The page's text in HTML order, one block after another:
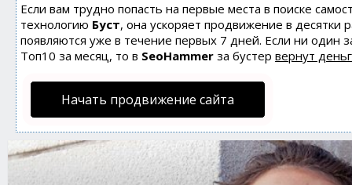
Если вам трудно попасть на первые места в поиске
технологию Буст, она ускоряет продвижение в десятки
появляются уже в течение первых 7 дней. Если ни один
Топ10 за месяц, то в SeoHammer за бустер вернут
Начать продвижение сайта